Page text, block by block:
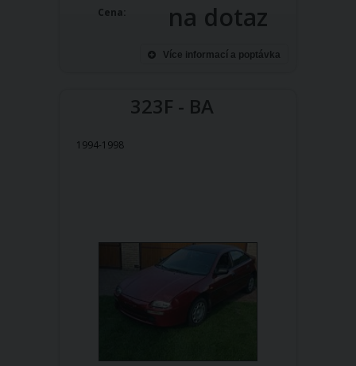
Cena: na dotaz
Více informací a poptávka
323F - BA
1994-1998